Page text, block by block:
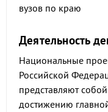
вузов по краю
Деятельность
Национальные
Российской
представляют
достижению